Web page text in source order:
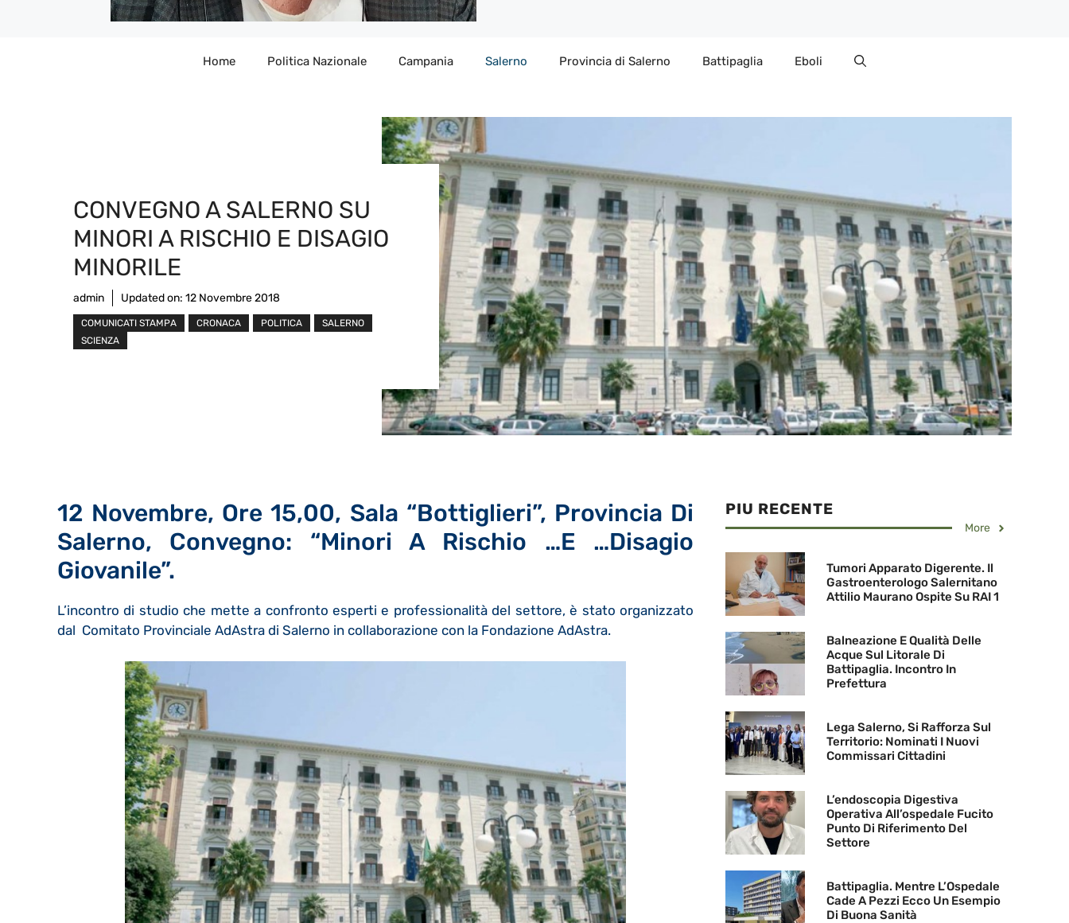
Home Politica Nazionale Campania Salerno Provincia di Salerno Battipaglia Eboli
CONVEGNO A SALERNO SU
MINORI A RISCHIO E DISAGIO
MINORILE
admin Updated on: 12 Novembre 2018
COMUNICATI STAMPA CRONACA POLITICA
SALERNO
SCIENZA
12 Novembre, Ore 15,00, Sala “Bottiglieri”, Provincia Di
Salerno, Convegno: “Minori A Rischio …e …disagio
Giovanile”.
L’incontro di studio che mette a confronto esperti e professionalità del settore, è stato organizzato
dal Comitato Provinciale AdAstra di Salerno in collaborazione con la Fondazione AdAstra.
PIU RECENTE
More
Tumori Apparato Digerente. Il
Gastroenterologo Salernitano
Attilio Maurano Ospite Su RAI 1
Balneazione E Qualità Delle
Acque Sul Litorale Di
Battipaglia. Incontro In
Prefettura
Lega Salerno, Si Rafforza Sul
Territorio: Nominati I Nuovi
Commissari Cittadini
L’endoscopia Digestiva
Operativa All’ospedale Fucito
Punto Di Riferimento Del
Settore
Battipaglia. Mentre L’Ospedale
Cade A Pezzi Ecco Un Esempio
Di Buona Sanità